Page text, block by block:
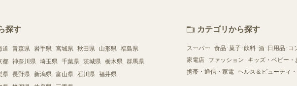
探す
道 青森県 岩手県 宮城県 秋田県 山形県 福島県
都 神奈川県 埼玉県 千葉県 茨城県 栃木県 群馬県
県 長野県 新潟県 富山県 石川県 福井県
カテゴリから探す
スーパー
食品･菓子･飲料･酒･日用品･コ
家電店
ファッション
キッズ・ベビー・
携帯・通信・家電 ヘルス＆ビューティ